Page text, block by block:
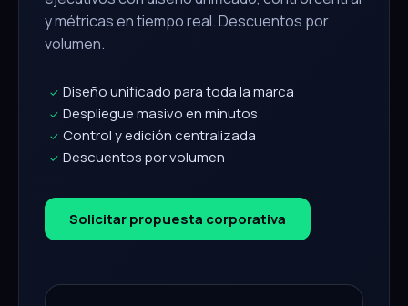
y métricas en tiempo real. Descuentos por
volumen.
✓ Diseño unificado para toda la marca
✓ Despliegue masivo en minutos
✓ Control y edición centralizada
✓ Descuentos por volumen
Solicitar propuesta corporativa